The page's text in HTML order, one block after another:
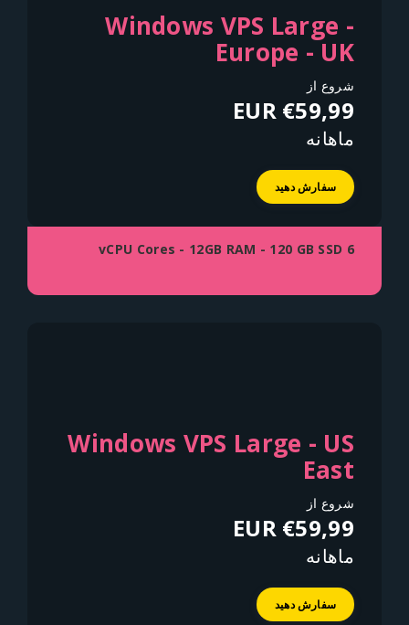
Windows VPS Large -
Europe - UK
شروع از
€59,99 EUR
ماهانه
سفارش دهید
Windows VPS Large - US
East
شروع از
€59,99 EUR
ماهانه
سفارش دهید